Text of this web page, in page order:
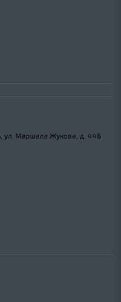
ул. Маршала Жукова, д. 44Б